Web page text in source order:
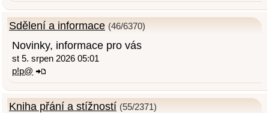
Sdělení a informace (46/6370)
Novinky, informace pro vás
st 5. srpen 2026 05:01
p!p@
Kniha přání a stížností (55/2371)